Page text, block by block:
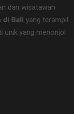
dan wisatawan
di Bali yang terampil
unik yang menonjol